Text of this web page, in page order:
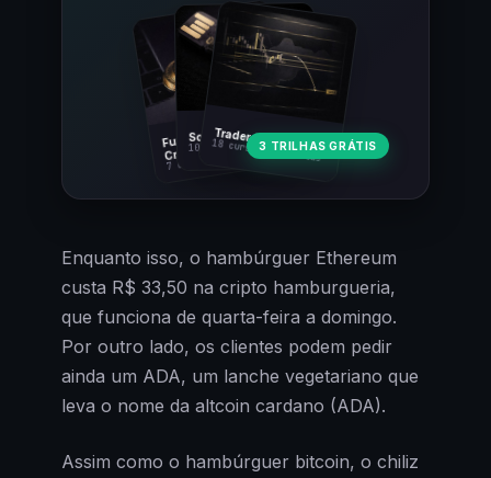
Fundamentos
Cripto
7 cursos · 31 aulas
Trader Cripto
18 cursos · 80 aulas
Soberania Bitcoin
10 cursos · 44 aulas3 TRILHAS GRÁTIS
Enquanto isso, o hambúrguer Ethereum
custa R$ 33,50 na cripto hamburgueria,
que funciona de quarta-feira a domingo.
Por outro lado, os clientes podem pedir
ainda um ADA, um lanche vegetariano que
leva o nome da altcoin cardano (ADA).
Assim como o hambúrguer bitcoin, o chiliz